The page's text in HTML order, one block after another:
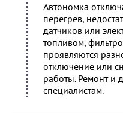
Автономка
перегрев,
датчиков или
топливом,
проявляются
отключение или
работы. Ремонт и
специалистам.